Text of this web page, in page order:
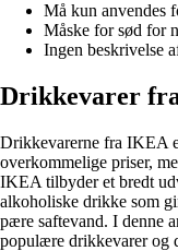
Må kun anvendes
Måske for sød for
Ingen beskrivelse
Drikkevarer
Drikkevarerne fra IKEA
overkommelige priser,
IKEA tilbyder et bredt
alkoholiske drikke som
pære saftevand. I denne
populære drikkevarer og